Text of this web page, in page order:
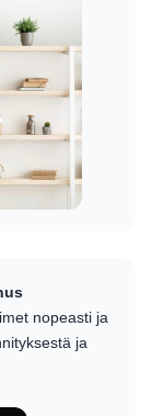
nopeasti ja
ja